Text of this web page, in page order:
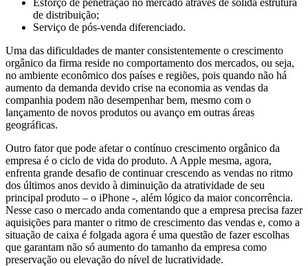
de distribuição;
Serviço de pós-venda diferenciado.
Uma das dificuldades de manter consistentemente o crescimento
orgânico da firma reside no comportamento dos mercados, ou seja,
no ambiente econômico dos países e regiões, pois quando não há
aumento da demanda devido crise na economia as vendas da
companhia podem não desempenhar bem, mesmo com o
lançamento de novos produtos ou avanço em outras áreas
geográficas.
Outro fator que pode afetar o contínuo crescimento orgânico da
empresa é o ciclo de vida do produto. A Apple mesma, agora,
enfrenta grande desafio de continuar crescendo as vendas no ritmo
dos últimos anos devido à diminuição da atratividade de seu
principal produto – o iPhone -, além lógico da maior concorrência.
Nesse caso o mercado anda comentando que a empresa precisa fazer
aquisições para manter o ritmo de crescimento das vendas e, como a
situação de caixa é folgada agora é uma questão de fazer escolhas
que garantam não só aumento do tamanho da empresa como
preservação ou elevação do nível de lucratividade.